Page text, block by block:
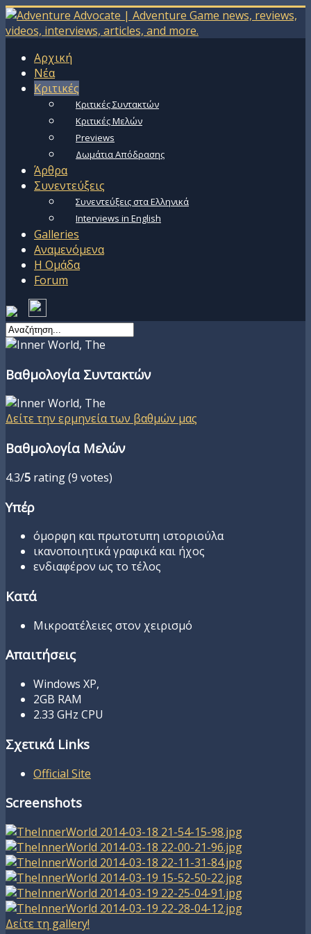
Αρχική
Νέα
Κριτικές
Κριτικές Συντακτών
Κριτικές Μελών
Previews
Δωμάτια Απόδρασης
Άρθρα
Συνεντεύξεις
Συνεντεύξεις στα Ελληνικά
Interviews in English
Galleries
Αναμενόμενα
Η Ομάδα
Forum
Βαθμολογία Συντακτών
Δείτε την ερμηνεία των βαθμών μας
Βαθμολογία Μελών
4.3/5 rating (9 votes)
Υπέρ
όμορφη και πρωτοτυπη ιστοριούλα
ικανοποιητικά γραφικά και ήχος
ενδιαφέρον ως το τέλος
Κατά
Μικροατέλειες στον χειρισμό
Απαιτήσεις
Windows XP,
2GB RAM
2.33 GHz CPU
Σχετικά Links
Official Site
Screenshots
Δείτε τη gallery!